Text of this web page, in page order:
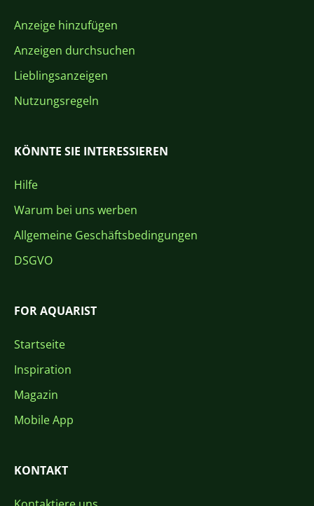
Anzeige hinzufügen
Anzeigen durchsuchen
Lieblingsanzeigen
Nutzungsregeln
KÖNNTE SIE INTERESSIEREN
Hilfe
Warum bei uns werben
Allgemeine Geschäftsbedingungen
DSGVO
FOR AQUARIST
Startseite
Inspiration
Magazin
Mobile App
KONTAKT